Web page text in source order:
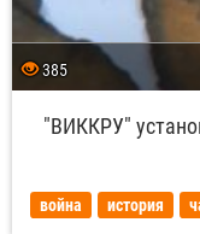
385
"ВИККРУ"
война история